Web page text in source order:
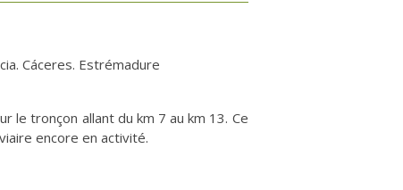
Cáceres. Estrémadure
le tronçon allant du km 7 au km 13. Ce
encore en activité.